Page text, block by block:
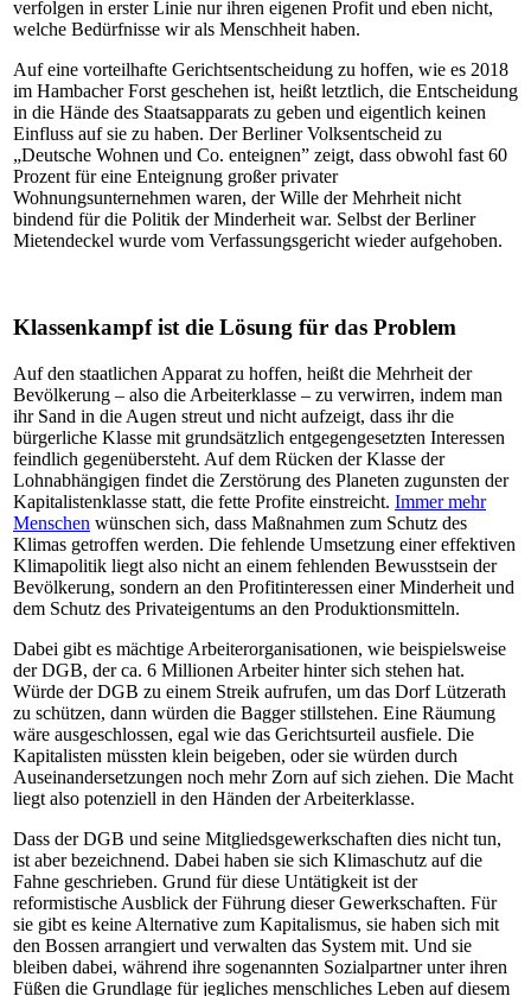
verfolgen in erster Linie nur ihren eigenen Profit und eben nicht,
welche Bedürfnisse wir als Menschheit haben.
Auf eine vorteilhafte Gerichtsentscheidung zu hoffen, wie es 2018
im Hambacher Forst geschehen ist, heißt letztlich, die Entscheidung
in die Hände des Staatsapparats zu geben und eigentlich keinen
Einfluss auf sie zu haben. Der Berliner Volksentscheid zu
„Deutsche Wohnen und Co. enteignen” zeigt, dass obwohl fast 60
Prozent für eine Enteignung großer privater
Wohnungsunternehmen waren, der Wille der Mehrheit nicht
bindend für die Politik der Minderheit war. Selbst der Berliner
Mietendeckel wurde vom Verfassungsgericht wieder aufgehoben.
Klassenkampf ist die Lösung für das Problem
Auf den staatlichen Apparat zu hoffen, heißt die Mehrheit der
Bevölkerung – also die Arbeiterklasse – zu verwirren, indem man
ihr Sand in die Augen streut und nicht aufzeigt, dass ihr die
bürgerliche Klasse mit grundsätzlich entgegengesetzten Interessen
feindlich gegenübersteht. Auf dem Rücken der Klasse der
Lohnabhängigen findet die Zerstörung des Planeten zugunsten der
Kapitalistenklasse statt, die fette Profite einstreicht. Immer mehr
Menschen wünschen sich, dass Maßnahmen zum Schutz des
Klimas getroffen werden. Die fehlende Umsetzung einer effektiven
Klimapolitik liegt also nicht an einem fehlenden Bewusstsein der
Bevölkerung, sondern an den Profitinteressen einer Minderheit und
dem Schutz des Privateigentums an den Produktionsmitteln.
Dabei gibt es mächtige Arbeiterorganisationen, wie beispielsweise
der DGB, der ca. 6 Millionen Arbeiter hinter sich stehen hat.
Würde der DGB zu einem Streik aufrufen, um das Dorf Lützerath
zu schützen, dann würden die Bagger stillstehen. Eine Räumung
wäre ausgeschlossen, egal wie das Gerichtsurteil ausfiele. Die
Kapitalisten müssten klein beigeben, oder sie würden durch
Auseinandersetzungen noch mehr Zorn auf sich ziehen. Die Macht
liegt also potenziell in den Händen der Arbeiterklasse.
Dass der DGB und seine Mitgliedsgewerkschaften dies nicht tun,
ist aber bezeichnend. Dabei haben sie sich Klimaschutz auf die
Fahne geschrieben. Grund für diese Untätigkeit ist der
reformistische Ausblick der Führung dieser Gewerkschaften. Für
sie gibt es keine Alternative zum Kapitalismus, sie haben sich mit
den Bossen arrangiert und verwalten das System mit. Und sie
bleiben dabei, während ihre sogenannten Sozialpartner unter ihren
Füßen die Grundlage für jegliches menschliches Leben auf diesem